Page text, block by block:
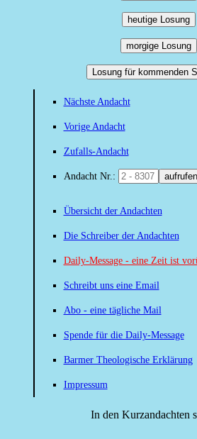
heutige Losung
morgige Losung
Losung für kommenden
Nächste Andacht
Vorige Andacht
Zufalls-Andacht
Andacht Nr.: aufrufen
Übersicht der Andachten
Die Schreiber der Andachten
Daily-Message - eine Zeit ist
Schreibt uns eine Email
Abo - eine tägliche Mail
Spende für die Daily-Message
Barmer Theologische Erklärung
Impressum
In den Kurzandachten